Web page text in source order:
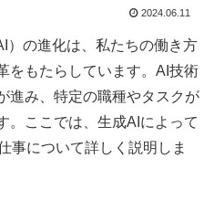
2024.06.11
）の進化は、私たちの働き方
をもたらしています。AI技術
進み、特定の職種やタスクが
。ここでは、生成AIによって
事について詳しく説明しま